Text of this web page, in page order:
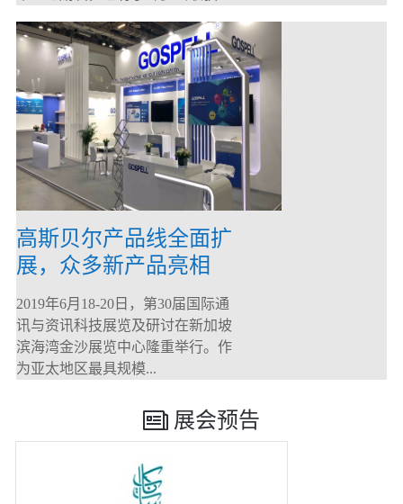
高斯贝尔产品线全面扩
展，众多新产品亮相
CommunicAsia 2019
2019年6月18-20日，第30届国际通
讯与资讯科技展览及研讨在新加坡
滨海湾金沙展览中心隆重举行。作
为亚太地区最具规模...
展会预告